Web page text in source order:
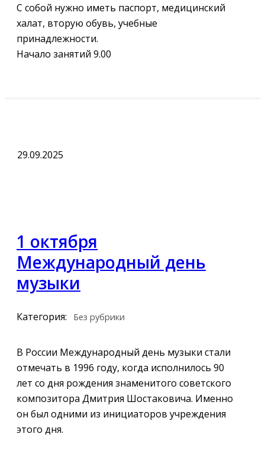
С собой нужно иметь паспорт, медицинский
халат, вторую обувь, учебные
принадлежности.
Начало занятий 9.00
29.09.2025
1 октября
Международный день
музыки
Категория: Без рубрики
В России Международный день музыки стали
отмечать в 1996 году, когда исполнилось 90
лет со дня рождения знаменитого советского
композитора Дмитрия Шостаковича. Именно
он был одними из инициаторов учреждения
этого дня.